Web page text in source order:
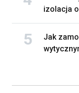
izolacja
Jak